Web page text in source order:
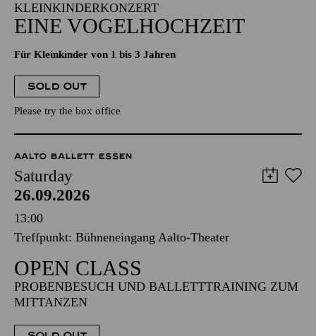
KLEINKINDERKONZERT
EINE VOGELHOCHZEIT
Für Kleinkinder von 1 bis 3 Jahren
SOLD OUT
Please try the box office
AALTO BALLETT ESSEN
Saturday
26.09.2026
13:00
Treffpunkt: Bühneneingang Aalto-Theater
OPEN CLASS
PROBENBESUCH UND BALLETTTRAINING ZUM
MITTANZEN